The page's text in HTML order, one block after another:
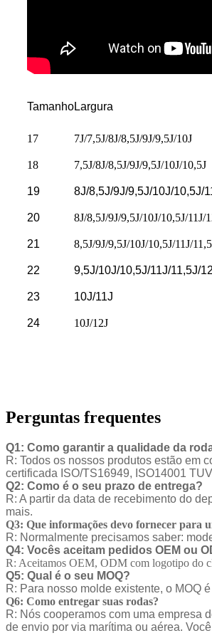
TamanhoLargura
17 7J/7,5J/8J/8,5J/9J/9,5J/10J
18 7,5J/8J/8,5J/9J/9,5J/10J/10,5J
19 8J/8,5J/9J/9,5J/10J/10,5J/
20 8J/8,5J/9J/9,5J/10J/10,5J/11J/
21 8,5J/9J/9,5J/10J/10,5J/11J/
22 9,5J/10J/10,5J/11J/11,5J/
23 10J/11J
24 10J/12J
Perguntas frequentes
Q1: Como garantir a qualidade da
R: Todos os nossos produtos estão em
certificada ISO/TS16949, ISO14001
Q2: Como é o seu prazo de entrega?
R: A partir da data de recebimento do
mais.
Q3: Que informações devo fornecer para
R: Normalmente precisamos saber:
Q4: Vocês aceitam pedidos OEM ou
R: Aceitamos OEM, ODM com logotipo do
Q5: Qual é o seu MOQ?
R: Para nosso molde existente, o MOQ
Q6: Como entregar suas rodas?
R: Nós cooperamos com uma empresa
de envio por via marítima ou aérea.